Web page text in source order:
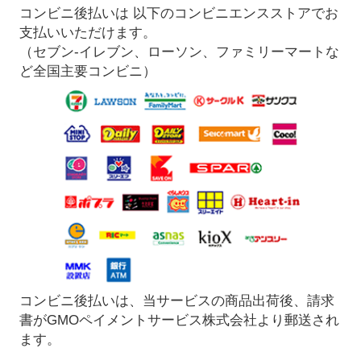
コンビニ後払いは 以下のコンビニエンスストアでお
支払いいただけます。
（セブン-イレブン、ローソン、ファミリーマートな
ど全国主要コンビニ）
コンビニ後払いは、当サービスの商品出荷後、請求
書がGMOペイメントサービス株式会社より郵送され
ます。